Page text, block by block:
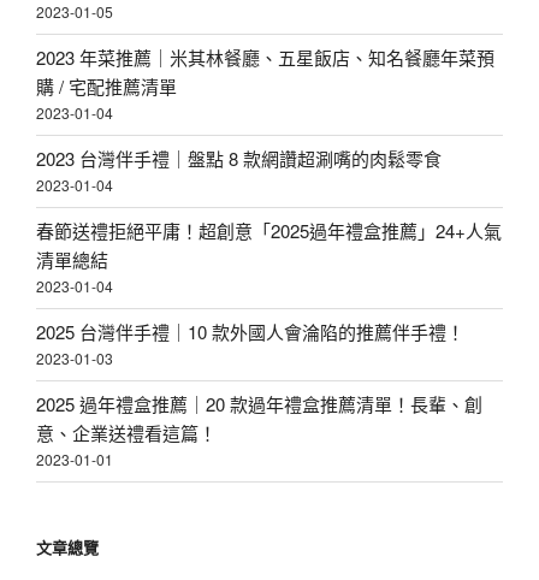
2023-01-05
2023 年菜推薦｜米其林餐廳、五星飯店、知名餐廳年菜預
購 / 宅配推薦清單
2023-01-04
2023 台灣伴手禮｜盤點 8 款網讚超涮嘴的肉鬆零食
2023-01-04
春節送禮拒絕平庸！超創意「2025過年禮盒推薦」24+人氣
清單總結
2023-01-04
2025 台灣伴手禮｜10 款外國人會淪陷的推薦伴手禮！
2023-01-03
2025 過年禮盒推薦｜20 款過年禮盒推薦清單！長輩、創
意、企業送禮看這篇！
2023-01-01
文章總覽